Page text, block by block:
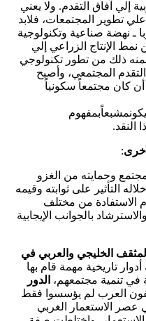
إلي آفاق التقدم‏.‏ ولا يعني
تطوير المجتمعات، فلابد
ـ نهضة صناعية وتكنولوجية
الإنتاج الزراعي إلي
ذلك من تطور تكنولوجي
المجتمعي، وأصبح
أن كان مجتمعاً سكونياً
النقد.
:
وحمايته من الغزو
التأثير على ثوابته وقيمه
الاستفادة من مختلف
بالجوانب الإيجابية
المثقف الخليجي والعربي في
تاريخية مهمة قام بها
في تنمية مجتمعهم، الدور
العرب لم يؤسسوا فقط
عصر الاستعمار الغربي